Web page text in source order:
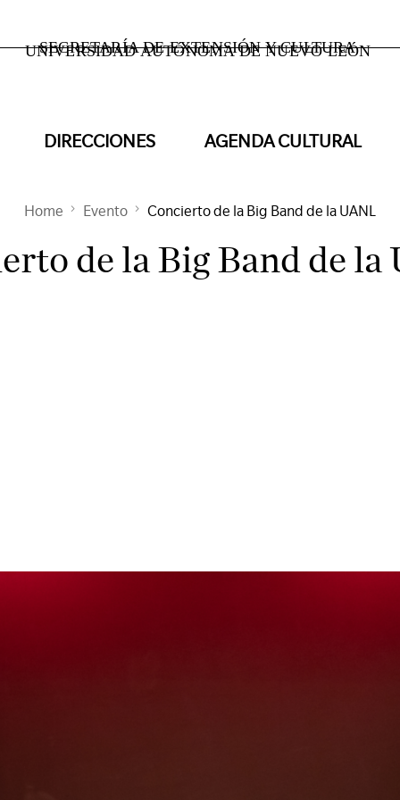
UNIVERSIDAD AUTÓNOMA DE NUEVO LEÓN
SECRETARÍA DE EXTENSIÓN Y CULTURA
DIRECCIONES AGENDA CULTURAL
Home Evento Concierto de la Big Band de la UANL
de la Big Band de la